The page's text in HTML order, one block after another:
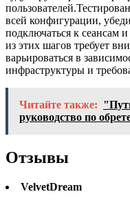
всей конфигурации,
подключаться к сеансам
из этих шагов требует
варьироваться в
инфраструктуры и
Читайте также:
руководство по
Отзывы
VelvetDream